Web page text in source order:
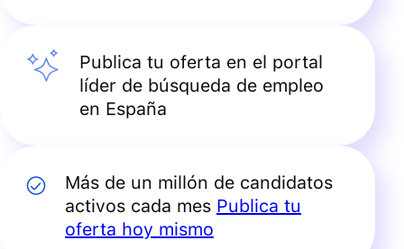
Publica tu oferta en el portal
líder de búsqueda de empleo
en España
Más de un millón de candidatos
activos cada mes Publica tu
oferta hoy mismo